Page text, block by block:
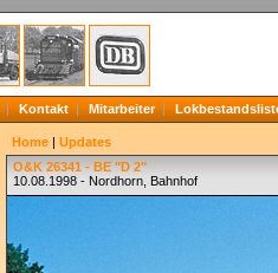
Kontakt Mitarbeiter
Home | Updates
O&K 26341 - BE "D 2"
10.08.1998 - Nordhorn, Bahnhof